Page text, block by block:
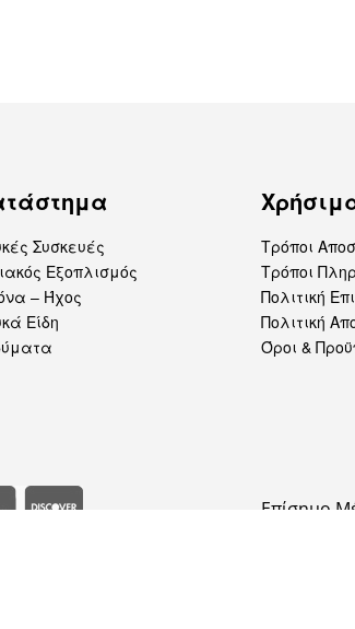
Συσκευές
Εξοπλισμός
– Ήχος
Είδη
Τρόποι
Τρόποι
Πολιτική
Πολιτική
Όροι &
Επίσημο